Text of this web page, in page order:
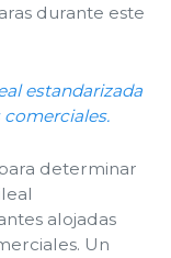
durante este
estandarizada
determinar
alojadas
Un